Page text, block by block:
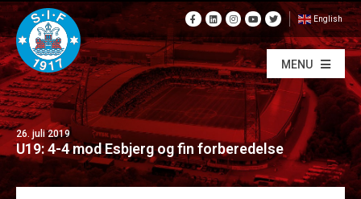
English
MENU
26. juli 2019
U19: 4-4 mod Esbjerg og fin forberedelse